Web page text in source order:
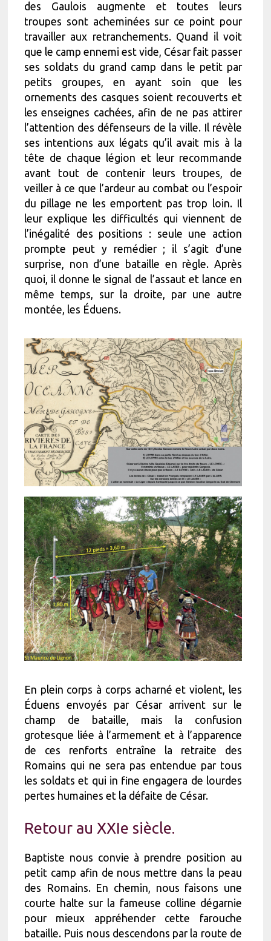
des Gaulois augmente et toutes leurs
troupes sont acheminées sur ce point pour
travailler aux retranchements. Quand il voit
que le camp ennemi est vide, César fait passer
ses soldats du grand camp dans le petit par
petits groupes, en ayant soin que les
ornements des casques soient recouverts et
les enseignes cachées, afin de ne pas attirer
l’attention des défenseurs de la ville. Il révèle
ses intentions aux légats qu’il avait mis à la
tête de chaque légion et leur recommande
avant tout de contenir leurs troupes, de
veiller à ce que l’ardeur au combat ou l’espoir
du pillage ne les emportent pas trop loin. Il
leur explique les difficultés qui viennent de
l’inégalité des positions : seule une action
prompte peut y remédier ; il s’agit d’une
surprise, non d’une bataille en règle. Après
quoi, il donne le signal de l’assaut et lance en
même temps, sur la droite, par une autre
montée, les Éduens.
En plein corps à corps acharné et violent, les
Éduens envoyés par César arrivent sur le
champ de bataille, mais la confusion
grotesque liée à l’armement et à l’apparence
de ces renforts entraîne la retraite des
Romains qui ne sera pas entendue par tous
les soldats et qui in fine engagera de lourdes
pertes humaines et la défaite de César.
Retour au XXIe siècle.
Baptiste nous convie à prendre position au
petit camp afin de nous mettre dans la peau
des Romains. En chemin, nous faisons une
courte halte sur la fameuse colline dégarnie
pour mieux appréhender cette farouche
bataille. Puis nous descendons par la route de